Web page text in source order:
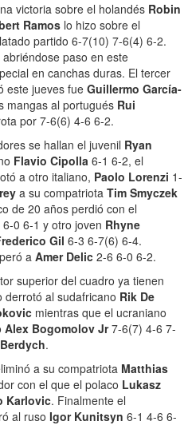
victoria sobre el holandés Robin
Ramos lo hizo sobre el
partido 6-7(10) 7-6(4) 6-2.
paso en este
en canchas duras. El tercer
este jueves fue Guillermo García-
mangas al portugués Rui
por 7-6(6) 4-6 6-2.
se hallan el juvenil Ryan
Flavio Cipolla 6-1 6-2, el
a otro italiano, Paolo Lorenzi 1-
a su compatriota Tim Smyczek
de 20 años perdió con el
6-0 6-1 y otro joven Rhyne
Gil 6-3 6-7(6) 6-4.
a Amer Delic 2-6 6-0 6-2.
superior del cuadro ya tienen
derrotó al sudafricano Rik De
mientras que el ucraniano
Alex Bogomolov Jr7-6(7) 4-6 7-
.
a su compatriota Matthias
con el que el polaco Lukasz
Karlovic. Finalmente el
al ruso Igor Kunitsyn 6-1 4-6 6-